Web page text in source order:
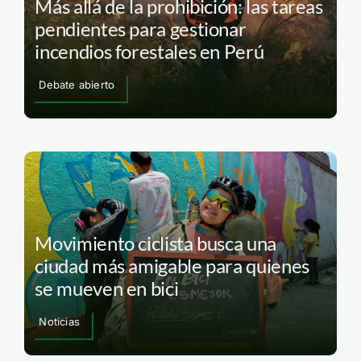
Más allá de la prohibición: las tareas
pendientes para gestionar
incendios forestales en Perú
Debate abierto
Movimiento ciclista busca una
ciudad más amigable para quienes
se mueven en bici
Noticias